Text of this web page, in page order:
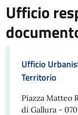
Ufficio
Ufficio
Territorio
Piazza Matteo
di Gallura -